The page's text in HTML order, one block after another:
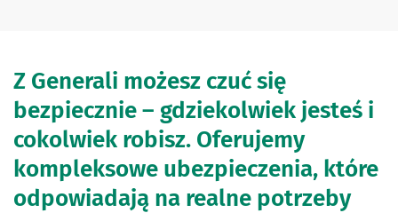
Z Generali możesz czuć się
bezpiecznie – gdziekolwiek jesteś i
cokolwiek robisz. Oferujemy
kompleksowe ubezpieczenia, które
odpowiadają na realne potrzeby